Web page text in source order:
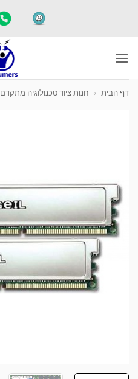
דף הבית » חנות ציוד טכנולוגיה מתקדם